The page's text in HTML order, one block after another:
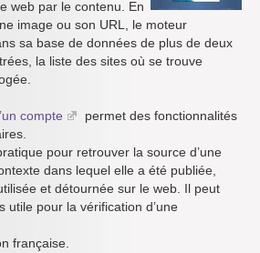
web par le contenu. En
image ou son URL, le moteur
sa base de données de plus de deux
la liste des sites où se trouve
compte
permet des fonctionnalités
pour retrouver la source d’une
dans lequel elle a été publiée,
et détournée sur le web. Il peut
utile pour la vérification d’une
française.